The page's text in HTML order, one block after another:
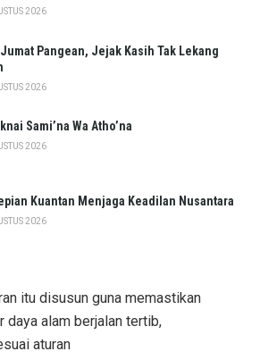
2026
Pangean, Jejak Kasih Tak Lekang
2026
Sami’na Wa Atho’na
2026
Kuantan Menjaga Keadilan Nusantara
2026
itu disusun guna memastikan
daya alam berjalan tertib,
aturan